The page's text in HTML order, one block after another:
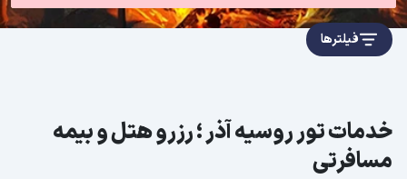
فیلترها
خدمات تور روسیه آذر ؛ رزرو هتل و بیمه
مسافرتی